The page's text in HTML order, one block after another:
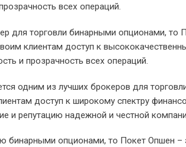
всех операций.
для торговли бинарными опционами, то
клиентам доступ к
и прозрачность всех операций.
одним из лучших брокеров для
доступ к широкому спектру
и репутацию надежной и честной
бинарными опционами, то Покет Опшен